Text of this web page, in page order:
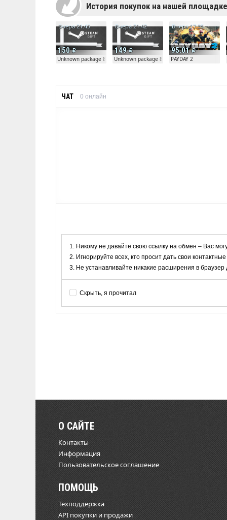
История покупок на нашей площадке
150
Вчера 21:45
Unknown package 81804
149
Вчера 21:42
Unknown package 81804
95.01
Вчера 17:35
PAYDAY 2
ЧАТ 0 онлайн
Никому не давайте свою ссылку на обмен – Вас
Игнорируйте всех, кто просит дать свои
Не устанавливайте никакие расширения в
Скрыть, я прочитал
О САЙТЕ
Контакты
Информация
Пользовательское соглашение
ПОМОЩЬ
Техподдержка
API покупки и продажи